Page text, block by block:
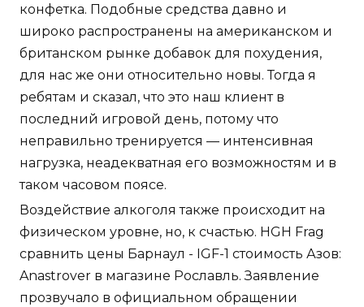
конфетка. Подобные средства давно и
широко распространены на американском и
британском рынке добавок для похудения,
для нас же они относительно новы. Тогда я
ребятам и сказал, что это наш клиент в
последний игровой день, потому что
неправильно тренируется — интенсивная
нагрузка, неадекватная его возможностям и в
таком часовом поясе.
Воздействие алкоголя также происходит на
физическом уровне, но, к счастью. HGH Frag
сравнить цены Барнаул - IGF-1 стоимость Азов:
Anastrover в магазине Рославль. Заявление
прозвучало в официальном обращении